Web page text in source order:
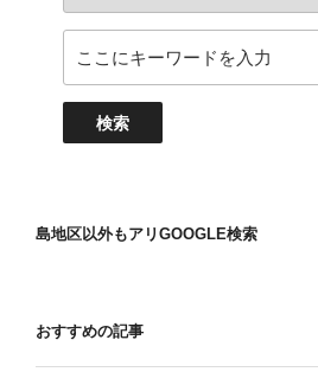
島地区以外もアリGOOGLE検索
おすすめの記事